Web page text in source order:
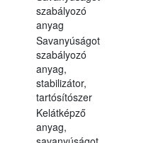
szabályozó
anyag
Savanyúságot
szabályozó
anyag,
stabilizátor,
tartósítószer
Kelátképző
anyag,